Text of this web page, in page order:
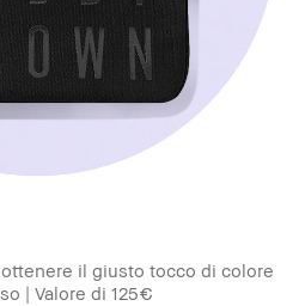
il giusto tocco di colore
| Valore di 125€